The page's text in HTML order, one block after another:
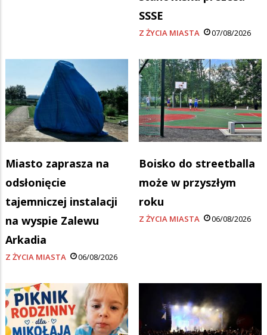
SSSE
Z ŻYCIA MIASTA 07/08/2026
Miasto zaprasza na
odsłonięcie
tajemniczej instalacji
na wyspie Zalewu
Arkadia
Z ŻYCIA MIASTA 06/08/2026
Boisko do streetballa
może w przyszłym
roku
Z ŻYCIA MIASTA 06/08/2026